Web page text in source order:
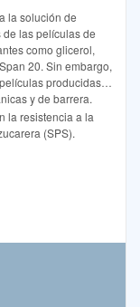
la solución de
las películas de
como glicerol,
20. Sin embargo,
producidas
y de barrera.
la resistencia a la
(SPS).